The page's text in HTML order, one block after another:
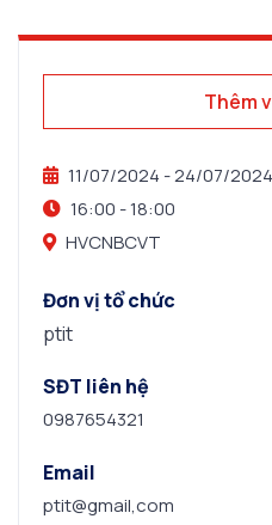
Thêm
11/07/2024 - 24/07/2024
16:00 -18:00
HVCNBCVT
Đơn vị tổ chức
ptit
SĐT liên hệ
0987654321
Email
ptit@gmail,com